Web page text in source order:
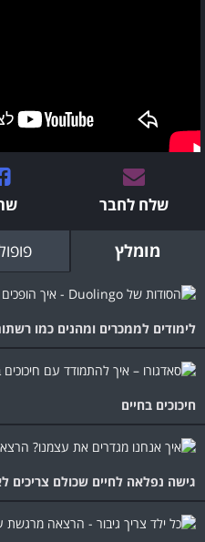
שלח לחבר
מומלץ
לימודים לממכרים ומהנים כמו
חיכוכים בחיים
גישה נפלאה לחיים שכולם צריכים